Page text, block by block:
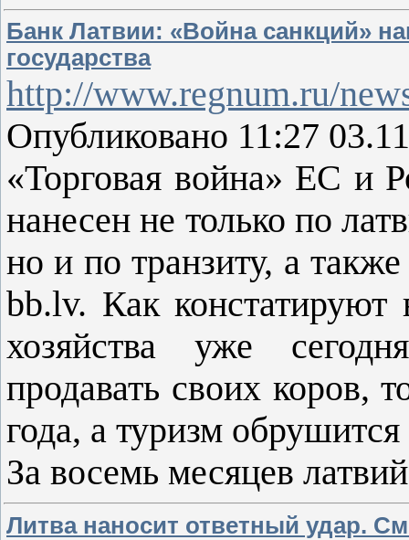
Банк Латвии: «Война санкций»
государства
http://www.regnum.ru/
Опубликовано 11:27
«Торговая война» ЕС и
нанесен не только по
но и по транзиту, а
bb.lv. Как констатируют
хозяйства уже
продавать своих коров,
года, а туризм
За восемь месяцев
Литва наносит ответный удар.